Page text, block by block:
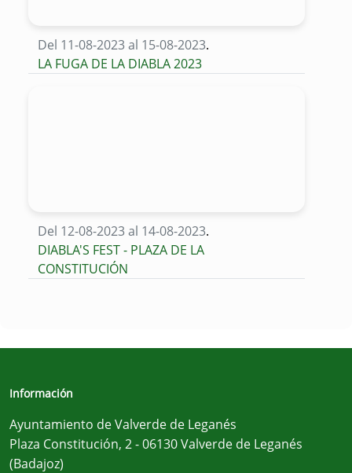
Del 11-08-2023 al 15-08-2023.
LA FUGA DE LA DIABLA 2023
Del 12-08-2023 al 14-08-2023.
DIABLA'S FEST - PLAZA DE LA
CONSTITUCIÓN
Información
Ayuntamiento de Valverde de Leganés
Plaza Constitución, 2 - 06130 Valverde de Leganés
(Badajoz)